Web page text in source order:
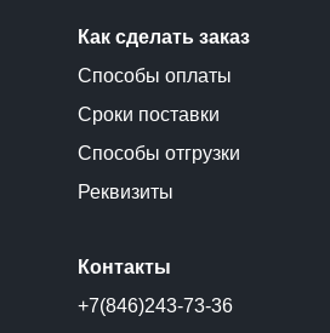
Как сделать заказ
Способы оплаты
Сроки поставки
Способы отгрузки
Реквизиты
Контакты
+7(846)243-73-36